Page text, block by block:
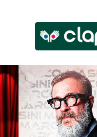
Clappit
biglietteria